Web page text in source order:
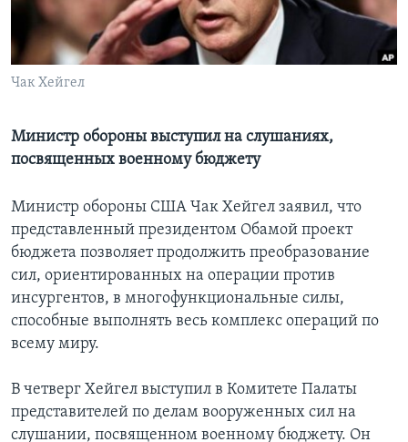
Learning English
СОЦИАЛЬНЫЕ СЕТИ
Языки
Чак Хейгел
Министр обороны выступил на слушаниях,
посвященных военному бюджету
Министр обороны США Чак Хейгел заявил, что
представленный президентом Обамой проект
бюджета позволяет продолжить преобразование
сил, ориентированных на операции против
инсургентов, в многофункциональные силы,
способные выполнять весь комплекс операций по
всему миру.
В четверг Хейгел выступил в Комитете Палаты
представителей по делам вооруженных сил на
слушании, посвященном военному бюджету. Он